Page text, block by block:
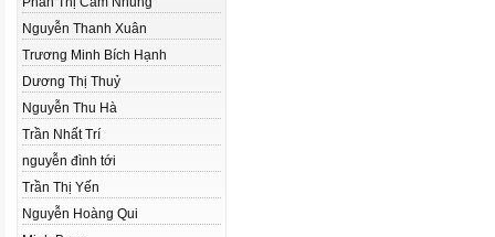
Nguyễn Thanh Xuân
Trương Minh Bích Hạnh
Dương Thị Thuỷ
Nguyễn Thu Hà
Trần Nhất Trí
nguyễn đình tới
Trần Thị Yến
Nguyễn Hoàng Qui